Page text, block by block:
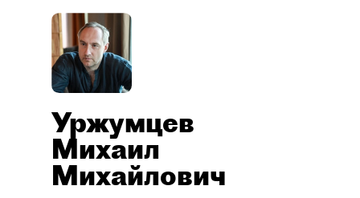
Уржумцев
Михаил
Михайлович